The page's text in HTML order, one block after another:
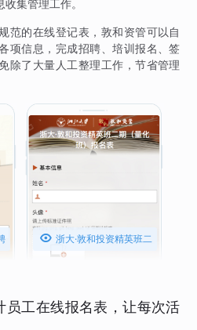
集管理工作。
范的在线登记表，敦和资管可以自
项信息，完成招聘、培训报名、签
除了大量人工整理工作，节省管理
 浙大·敦和投资精英班二
员工在线报名表，让每次活